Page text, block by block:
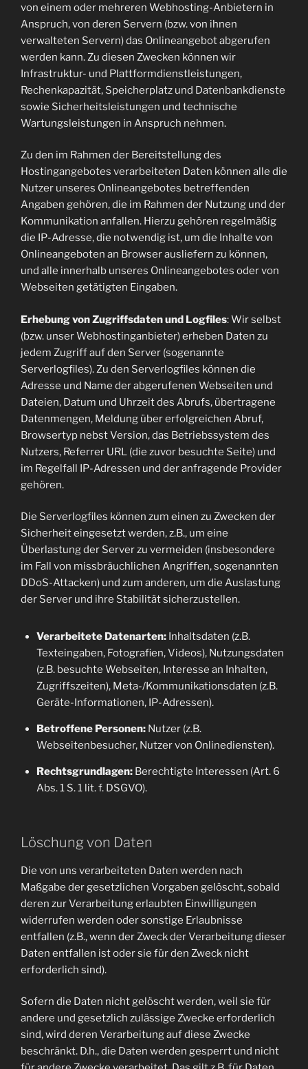
von einem oder mehreren Webhosting-Anbietern in
Anspruch, von deren Servern (bzw. von ihnen
verwalteten Servern) das Onlineangebot abgerufen
werden kann. Zu diesen Zwecken können wir
Infrastruktur- und Plattformdienstleistungen,
Rechenkapazität, Speicherplatz und Datenbankdienste
sowie Sicherheitsleistungen und technische
Wartungsleistungen in Anspruch nehmen.
Zu den im Rahmen der Bereitstellung des
Hostingangebotes verarbeiteten Daten können alle die
Nutzer unseres Onlineangebotes betreffenden
Angaben gehören, die im Rahmen der Nutzung und der
Kommunikation anfallen. Hierzu gehören regelmäßig
die IP-Adresse, die notwendig ist, um die Inhalte von
Onlineangeboten an Browser ausliefern zu können,
und alle innerhalb unseres Onlineangebotes oder von
Webseiten getätigten Eingaben.
Erhebung von Zugriffsdaten und Logfiles: Wir selbst
(bzw. unser Webhostinganbieter) erheben Daten zu
jedem Zugriff auf den Server (sogenannte
Serverlogfiles). Zu den Serverlogfiles können die
Adresse und Name der abgerufenen Webseiten und
Dateien, Datum und Uhrzeit des Abrufs, übertragene
Datenmengen, Meldung über erfolgreichen Abruf,
Browsertyp nebst Version, das Betriebssystem des
Nutzers, Referrer URL (die zuvor besuchte Seite) und
im Regelfall IP-Adressen und der anfragende Provider
gehören.
Die Serverlogfiles können zum einen zu Zwecken der
Sicherheit eingesetzt werden, z.B., um eine
Überlastung der Server zu vermeiden (insbesondere
im Fall von missbräuchlichen Angriffen, sogenannten
DDoS-Attacken) und zum anderen, um die Auslastung
der Server und ihre Stabilität sicherzustellen.
Verarbeitete Datenarten:Inhaltsdaten (z.B.
Texteingaben, Fotografien, Videos), Nutzungsdaten
(z.B. besuchte Webseiten, Interesse an Inhalten,
Zugriffszeiten), Meta-/Kommunikationsdaten (z.B.
Geräte-Informationen, IP-Adressen).
Betroffene Personen:Nutzer (z.B.
Webseitenbesucher, Nutzer von Onlinediensten).
Rechtsgrundlagen:Berechtigte Interessen (Art. 6
Abs. 1 S. 1 lit. f. DSGVO).
Löschung von Daten
Die von uns verarbeiteten Daten werden nach
Maßgabe der gesetzlichen Vorgaben gelöscht, sobald
deren zur Verarbeitung erlaubten Einwilligungen
widerrufen werden oder sonstige Erlaubnisse
entfallen (z.B., wenn der Zweck der Verarbeitung dieser
Daten entfallen ist oder sie für den Zweck nicht
erforderlich sind).
Sofern die Daten nicht gelöscht werden, weil sie für
andere und gesetzlich zulässige Zwecke erforderlich
sind, wird deren Verarbeitung auf diese Zwecke
beschränkt. D.h., die Daten werden gesperrt und nicht